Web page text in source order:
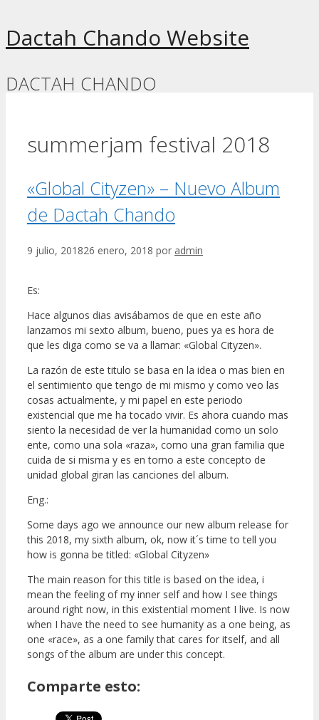
Dactah Chando Website
DACTAH CHANDO
summerjam festival 2018
«Global Cityzen» – Nuevo Album
de Dactah Chando
9 julio, 201826 enero, 2018 por admin
Es:
Hace algunos dias avisábamos de que en este año
lanzamos mi sexto album, bueno, pues ya es hora de
que les diga como se va a llamar: «Global Cityzen».
La razón de este titulo se basa en la idea o mas bien en
el sentimiento que tengo de mi mismo y como veo las
cosas actualmente, y mi papel en este periodo
existencial que me ha tocado vivir. Es ahora cuando mas
siento la necesidad de ver la humanidad como un solo
ente, como una sola «raza», como una gran familia que
cuida de si misma y es en torno a este concepto de
unidad global giran las canciones del album.
Eng.:
Some days ago we announce our new album release for
this 2018, my sixth album, ok, now it´s time to tell you
how is gonna be titled: «Global Cityzen»
The main reason for this title is based on the idea, i
mean the feeling of my inner self and how I see things
around right now, in this existential moment I live. Is now
when I have the need to see humanity as a one being, as
one «race», as a one family that cares for itself, and all
songs of the album are under this concept.
Comparte esto: